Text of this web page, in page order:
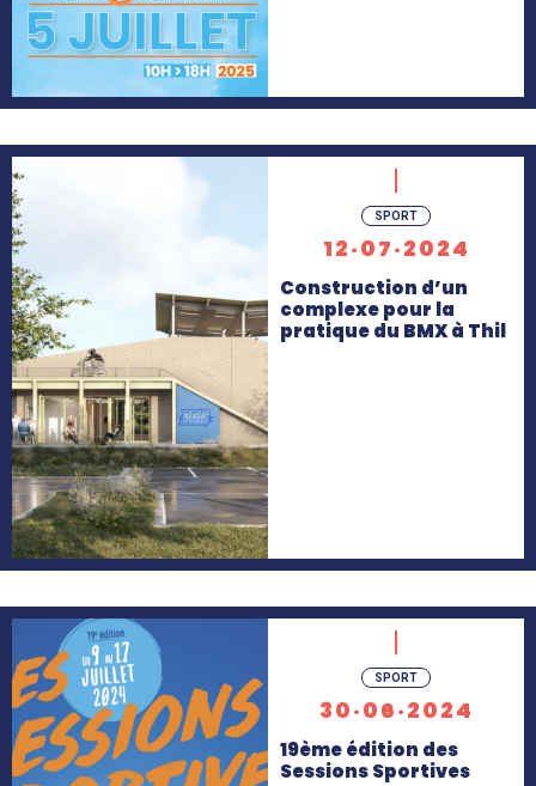
SPORT
12·07·2024
Construction d’un
complexe pour la
pratique du BMX à Thil
+
SPORT
30·06·2024
19ème édition des
Sessions Sportives
En
savoir
+